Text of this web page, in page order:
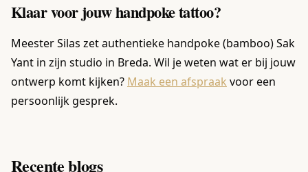
Klaar voor jouw handpoke tattoo?
Meester Silas zet authentieke handpoke (bamboo) Sak
Yant in zijn studio in Breda. Wil je weten wat er bij jouw
ontwerp komt kijken? Maak een afspraak voor een
persoonlijk gesprek.
Recente blogs